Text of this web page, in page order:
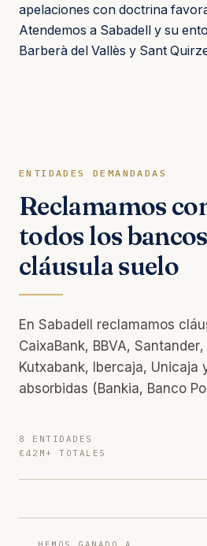
apelaciones con doctrina
Atendemos a Sabadell y su
Barberà del Vallès y Sant
ENTIDADES DEMANDADAS
Reclamamos
todos los
cláusula suelo
En Sabadell reclamamos
CaixaBank, BBVA,
Kutxabank, Ibercaja, Unicaja
absorbidas (Bankia, Banco
8 ENTIDADES
€42M+ TOTALES